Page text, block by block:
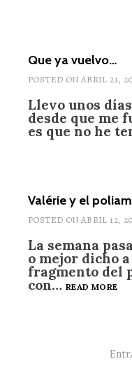
Que ya vuelvo…
POSTED ON ABRIL 21,
Llevo unos
desde que me
es que no he
Valérie y el
POSTED ON ABRIL 12,
La semana
o mejor dicho
fragmento del
con… READ MORE
Navegación